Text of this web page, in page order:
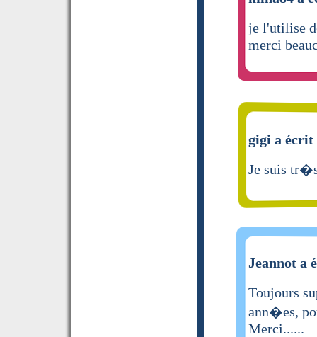
je l'utilise
merci
gigi a
Je suis
Jeannot a
Toujours
ann�es,
Merci......